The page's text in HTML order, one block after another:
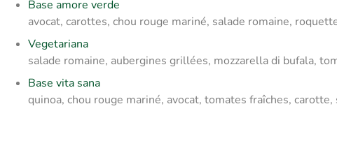
Base amore verde
avocat, carottes, chou rouge mariné, salade romaine,
Vegetariana
salade romaine, aubergines grillées, mozzarella di bufala,
Base vita sana
quinoa, chou rouge mariné, avocat, tomates fraîches,